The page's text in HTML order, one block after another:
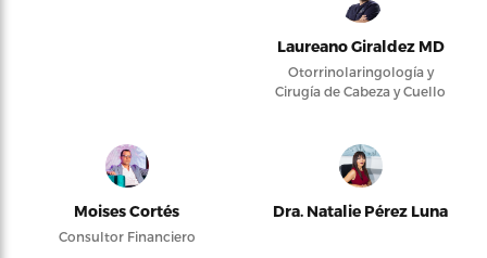
Laureano Giraldez MD
Otorrinolaringología y
Cirugía de Cabeza y Cuello
Moises Cortés
Consultor Financiero
Dra. Natalie Pérez Luna